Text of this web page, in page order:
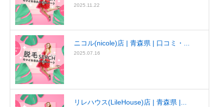
2025.11.22
ニコル(nicole)店 | 青森県 | 口コミ・...
2025.07.16
リレハウス(LileHouse)店 | 青森県 |...